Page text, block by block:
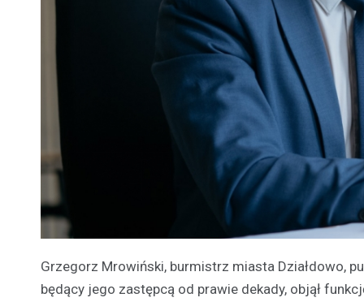
Grzegorz Mrowiński, burmistrz miasta Działdowo,
będący jego zastępcą od prawie dekady, objął